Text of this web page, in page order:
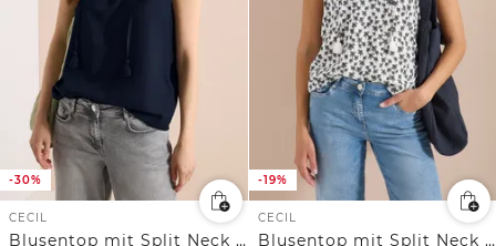
-30%
CECIL
Blusentop mit Split Neck und Bändern
-19%
CECIL
Blusentop mit Split Neck und Palmen-Print